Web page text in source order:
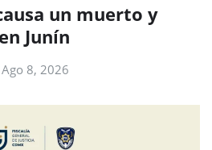
un muerto y
Junín
Ago 8, 2026